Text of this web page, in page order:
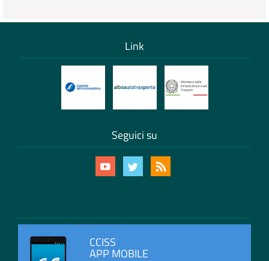
Link
Seguici su
CCISS
APP MOBILE